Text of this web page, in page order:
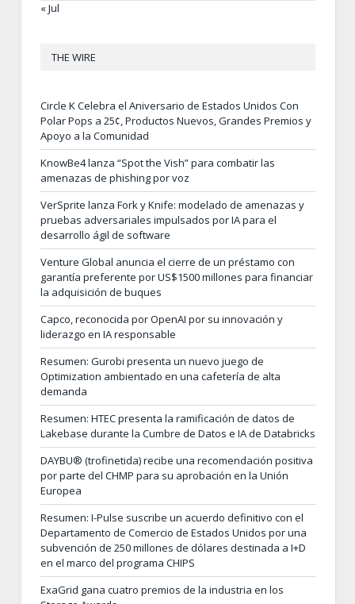
« Jul
THE WIRE
Circle K Celebra el Aniversario de Estados Unidos Con
Polar Pops a 25¢, Productos Nuevos, Grandes Premios y
Apoyo a la Comunidad
KnowBe4 lanza “Spot the Vish” para combatir las
amenazas de phishing por voz
VerSprite lanza Fork y Knife: modelado de amenazas y
pruebas adversariales impulsados por IA para el
desarrollo ágil de software
Venture Global anuncia el cierre de un préstamo con
garantía preferente por US$1500 millones para financiar
la adquisición de buques
Capco, reconocida por OpenAI por su innovación y
liderazgo en IA responsable
Resumen: Gurobi presenta un nuevo juego de
Optimization ambientado en una cafetería de alta
demanda
Resumen: HTEC presenta la ramificación de datos de
Lakebase durante la Cumbre de Datos e IA de Databricks
DAYBU® (trofinetida) recibe una recomendación positiva
por parte del CHMP para su aprobación en la Unión
Europea
Resumen: I-Pulse suscribe un acuerdo definitivo con el
Departamento de Comercio de Estados Unidos por una
subvención de 250 millones de dólares destinada a I+D
en el marco del programa CHIPS
ExaGrid gana cuatro premios de la industria en los